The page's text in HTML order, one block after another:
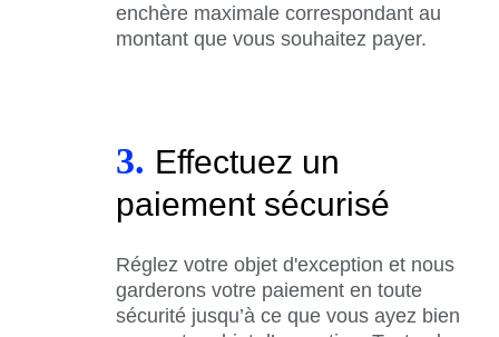
enchère maximale correspondant au
montant que vous souhaitez payer.
3. Effectuez un
paiement sécurisé
Réglez votre objet d'exception et nous
garderons votre paiement en toute
sécurité jusqu’à ce que vous ayez bien